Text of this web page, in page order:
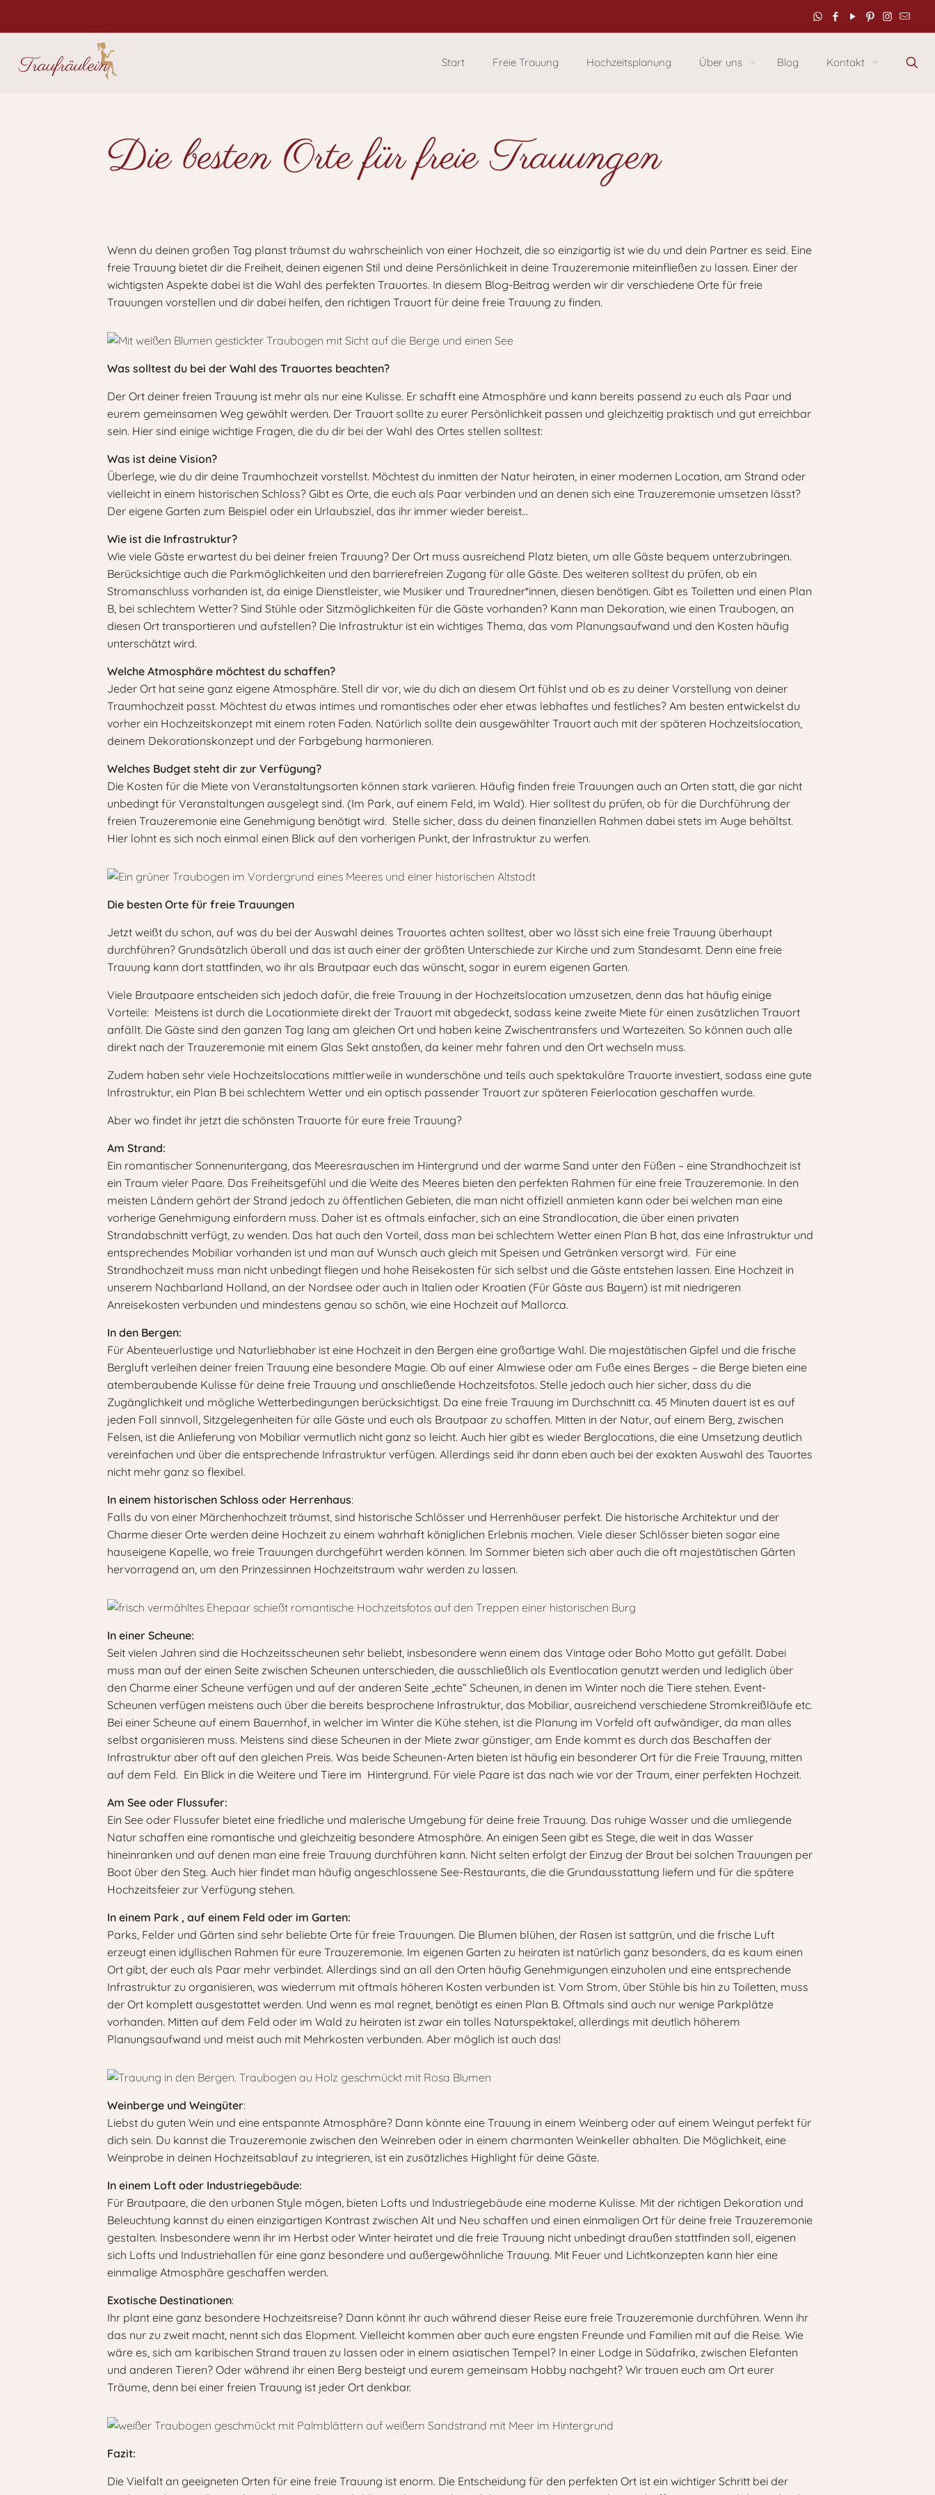
Start Freie Trauung Hochzeitsplanung Über uns Blog Kontakt
Die besten Orte für freie Trauungen
Wenn du deinen großen Tag planst träumst du wahrscheinlich von einer Hochzeit, die so einzigartig ist wie du und dein Partner es seid. Eine
freie Trauung bietet dir die Freiheit, deinen eigenen Stil und deine Persönlichkeit in deine Trauzeremonie miteinfließen zu lassen. Einer der
wichtigsten Aspekte dabei ist die Wahl des perfekten Trauortes. In diesem Blog-Beitrag werden wir dir verschiedene Orte für freie
Trauungen vorstellen und dir dabei helfen, den richtigen Trauort für deine freie Trauung zu finden.
Was solltest du bei der Wahl des Trauortes beachten?
Der Ort deiner freien Trauung ist mehr als nur eine Kulisse. Er schafft eine Atmosphäre und kann bereits passend zu euch als Paar und
eurem gemeinsamen Weg gewählt werden. Der Trauort sollte zu eurer Persönlichkeit passen und gleichzeitig praktisch und gut erreichbar
sein. Hier sind einige wichtige Fragen, die du dir bei der Wahl des Ortes stellen solltest:
Was ist deine Vision?
Überlege, wie du dir deine Traumhochzeit vorstellst. Möchtest du inmitten der Natur heiraten, in einer modernen Location, am Strand oder
vielleicht in einem historischen Schloss? Gibt es Orte, die euch als Paar verbinden und an denen sich eine Trauzeremonie umsetzen lässt?
Der eigene Garten zum Beispiel oder ein Urlaubsziel, das ihr immer wieder bereist…
Wie ist die Infrastruktur?
Wie viele Gäste erwartest du bei deiner freien Trauung? Der Ort muss ausreichend Platz bieten, um alle Gäste bequem unterzubringen.
Berücksichtige auch die Parkmöglichkeiten und den barrierefreien Zugang für alle Gäste. Des weiteren solltest du prüfen, ob ein
Stromanschluss vorhanden ist, da einige Dienstleister, wie Musiker und Trauredner*innen, diesen benötigen. Gibt es Toiletten und einen Plan
B, bei schlechtem Wetter? Sind Stühle oder Sitzmöglichkeiten für die Gäste vorhanden? Kann man Dekoration, wie einen Traubogen, an
diesen Ort transportieren und aufstellen? Die Infrastruktur ist ein wichtiges Thema, das vom Planungsaufwand und den Kosten häufig
unterschätzt wird.
Welche Atmosphäre möchtest du schaffen?
Jeder Ort hat seine ganz eigene Atmosphäre. Stell dir vor, wie du dich an diesem Ort fühlst und ob es zu deiner Vorstellung von deiner
Traumhochzeit passt. Möchtest du etwas intimes und romantisches oder eher etwas lebhaftes und festliches? Am besten entwickelst du
vorher ein Hochzeitskonzept mit einem roten Faden. Natürlich sollte dein ausgewählter Trauort auch mit der späteren Hochzeitslocation,
deinem Dekorationskonzept und der Farbgebung harmonieren.
Welches Budget steht dir zur Verfügung?
Die Kosten für die Miete von Veranstaltungsorten können stark variieren. Häufig finden freie Trauungen auch an Orten statt, die gar nicht
unbedingt für Veranstaltungen ausgelegt sind. (Im Park, auf einem Feld, im Wald). Hier solltest du prüfen, ob für die Durchführung der
freien Trauzeremonie eine Genehmigung benötigt wird. Stelle sicher, dass du deinen finanziellen Rahmen dabei stets im Auge behältst.
Hier lohnt es sich noch einmal einen Blick auf den vorherigen Punkt, der Infrastruktur zu werfen.
Die besten Orte für freie Trauungen
Jetzt weißt du schon, auf was du bei der Auswahl deines Trauortes achten solltest, aber wo lässt sich eine freie Trauung überhaupt
durchführen? Grundsätzlich überall und das ist auch einer der größten Unterschiede zur Kirche und zum Standesamt. Denn eine freie
Trauung kann dort stattfinden, wo ihr als Brautpaar euch das wünscht, sogar in eurem eigenen Garten.
Viele Brautpaare entscheiden sich jedoch dafür, die freie Trauung in der Hochzeitslocation umzusetzen, denn das hat häufig einige
Vorteile: Meistens ist durch die Locationmiete direkt der Trauort mit abgedeckt, sodass keine zweite Miete für einen zusätzlichen Trauort
anfällt. Die Gäste sind den ganzen Tag lang am gleichen Ort und haben keine Zwischentransfers und Wartezeiten. So können auch alle
direkt nach der Trauzeremonie mit einem Glas Sekt anstoßen, da keiner mehr fahren und den Ort wechseln muss.
Zudem haben sehr viele Hochzeitslocations mittlerweile in wunderschöne und teils auch spektakuläre Trauorte investiert, sodass eine gute
Infrastruktur, ein Plan B bei schlechtem Wetter und ein optisch passender Trauort zur späteren Feierlocation geschaffen wurde.
Aber wo findet ihr jetzt die schönsten Trauorte für eure freie Trauung?
Am Strand:
Ein romantischer Sonnenuntergang, das Meeresrauschen im Hintergrund und der warme Sand unter den Füßen – eine Strandhochzeit ist
ein Traum vieler Paare. Das Freiheitsgefühl und die Weite des Meeres bieten den perfekten Rahmen für eine freie Trauzeremonie. In den
meisten Ländern gehört der Strand jedoch zu öffentlichen Gebieten, die man nicht offiziell anmieten kann oder bei welchen man eine
vorherige Genehmigung einfordern muss. Daher ist es oftmals einfacher, sich an eine Strandlocation, die über einen privaten
Strandabschnitt verfügt, zu wenden. Das hat auch den Vorteil, dass man bei schlechtem Wetter einen Plan B hat, das eine Infrastruktur und
entsprechendes Mobiliar vorhanden ist und man auf Wunsch auch gleich mit Speisen und Getränken versorgt wird. Für eine
Strandhochzeit muss man nicht unbedingt fliegen und hohe Reisekosten für sich selbst und die Gäste entstehen lassen. Eine Hochzeit in
unserem Nachbarland Holland, an der Nordsee oder auch in Italien oder Kroatien (Für Gäste aus Bayern) ist mit niedrigeren
Anreisekosten verbunden und mindestens genau so schön, wie eine Hochzeit auf Mallorca.
In den Bergen:
Für Abenteuerlustige und Naturliebhaber ist eine Hochzeit in den Bergen eine großartige Wahl. Die majestätischen Gipfel und die frische
Bergluft verleihen deiner freien Trauung eine besondere Magie. Ob auf einer Almwiese oder am Fuße eines Berges – die Berge bieten eine
atemberaubende Kulisse für deine freie Trauung und anschließende Hochzeitsfotos. Stelle jedoch auch hier sicher, dass du die
Zugänglichkeit und mögliche Wetterbedingungen berücksichtigst. Da eine freie Trauung im Durchschnitt ca. 45 Minuten dauert ist es auf
jeden Fall sinnvoll, Sitzgelegenheiten für alle Gäste und euch als Brautpaar zu schaffen. Mitten in der Natur, auf einem Berg, zwischen
Felsen, ist die Anlieferung von Mobiliar vermutlich nicht ganz so leicht. Auch hier gibt es wieder Berglocations, die eine Umsetzung deutlich
vereinfachen und über die entsprechende Infrastruktur verfügen. Allerdings seid ihr dann eben auch bei der exakten Auswahl des Tauortes
nicht mehr ganz so flexibel.
In einem historischen Schloss oder Herrenhaus:
Falls du von einer Märchenhochzeit träumst, sind historische Schlösser und Herrenhäuser perfekt. Die historische Architektur und der
Charme dieser Orte werden deine Hochzeit zu einem wahrhaft königlichen Erlebnis machen. Viele dieser Schlösser bieten sogar eine
hauseigene Kapelle, wo freie Trauungen durchgeführt werden können. Im Sommer bieten sich aber auch die oft majestätischen Gärten
hervorragend an, um den Prinzessinnen Hochzeitstraum wahr werden zu lassen.
In einer Scheune:
Seit vielen Jahren sind die Hochzeitsscheunen sehr beliebt, insbesondere wenn einem das Vintage oder Boho Motto gut gefällt. Dabei
muss man auf der einen Seite zwischen Scheunen unterschieden, die ausschließlich als Eventlocation genutzt werden und lediglich über
den Charme einer Scheune verfügen und auf der anderen Seite „echte“ Scheunen, in denen im Winter noch die Tiere stehen. Event-
Scheunen verfügen meistens auch über die bereits besprochene Infrastruktur, das Mobiliar, ausreichend verschiedene Stromkreißläufe etc.
Bei einer Scheune auf einem Bauernhof, in welcher im Winter die Kühe stehen, ist die Planung im Vorfeld oft aufwändiger, da man alles
selbst organisieren muss. Meistens sind diese Scheunen in der Miete zwar günstiger, am Ende kommt es durch das Beschaffen der
Infrastruktur aber oft auf den gleichen Preis. Was beide Scheunen-Arten bieten ist häufig ein besonderer Ort für die Freie Trauung, mitten
auf dem Feld. Ein Blick in die Weitere und Tiere im Hintergrund. Für viele Paare ist das nach wie vor der Traum, einer perfekten Hochzeit.
Am See oder Flussufer:
Ein See oder Flussufer bietet eine friedliche und malerische Umgebung für deine freie Trauung. Das ruhige Wasser und die umliegende
Natur schaffen eine romantische und gleichzeitig besondere Atmosphäre. An einigen Seen gibt es Stege, die weit in das Wasser
hineinranken und auf denen man eine freie Trauung durchführen kann. Nicht selten erfolgt der Einzug der Braut bei solchen Trauungen per
Boot über den Steg. Auch hier findet man häufig angeschlossene See-Restaurants, die die Grundausstattung liefern und für die spätere
Hochzeitsfeier zur Verfügung stehen.
In einem Park , auf einem Feld oder im Garten:
Parks, Felder und Gärten sind sehr beliebte Orte für freie Trauungen. Die Blumen blühen, der Rasen ist sattgrün, und die frische Luft
erzeugt einen idyllischen Rahmen für eure Trauzeremonie. Im eigenen Garten zu heiraten ist natürlich ganz besonders, da es kaum einen
Ort gibt, der euch als Paar mehr verbindet. Allerdings sind an all den Orten häufig Genehmigungen einzuholen und eine entsprechende
Infrastruktur zu organisieren, was wiederrum mit oftmals höheren Kosten verbunden ist. Vom Strom, über Stühle bis hin zu Toiletten, muss
der Ort komplett ausgestattet werden. Und wenn es mal regnet, benötigt es einen Plan B. Oftmals sind auch nur wenige Parkplätze
vorhanden. Mitten auf dem Feld oder im Wald zu heiraten ist zwar ein tolles Naturspektakel, allerdings mit deutlich höherem
Planungsaufwand und meist auch mit Mehrkosten verbunden. Aber möglich ist auch das!
Weinberge und Weingüter:
Liebst du guten Wein und eine entspannte Atmosphäre? Dann könnte eine Trauung in einem Weinberg oder auf einem Weingut perfekt für
dich sein. Du kannst die Trauzeremonie zwischen den Weinreben oder in einem charmanten Weinkeller abhalten. Die Möglichkeit, eine
Weinprobe in deinen Hochzeitsablauf zu integrieren, ist ein zusätzliches Highlight für deine Gäste.
In einem Loft oder Industriegebäude:
Für Brautpaare, die den urbanen Style mögen, bieten Lofts und Industriegebäude eine moderne Kulisse. Mit der richtigen Dekoration und
Beleuchtung kannst du einen einzigartigen Kontrast zwischen Alt und Neu schaffen und einen einmaligen Ort für deine freie Trauzeremonie
gestalten. Insbesondere wenn ihr im Herbst oder Winter heiratet und die freie Trauung nicht unbedingt draußen stattfinden soll, eigenen
sich Lofts und Industriehallen für eine ganz besondere und außergewöhnliche Trauung. Mit Feuer und Lichtkonzepten kann hier eine
einmalige Atmosphäre geschaffen werden.
Exotische Destinationen:
Ihr plant eine ganz besondere Hochzeitsreise? Dann könnt ihr auch während dieser Reise eure freie Trauzeremonie durchführen. Wenn ihr
das nur zu zweit macht, nennt sich das Elopment. Vielleicht kommen aber auch eure engsten Freunde und Familien mit auf die Reise. Wie
wäre es, sich am karibischen Strand trauen zu lassen oder in einem asiatischen Tempel? In einer Lodge in Südafrika, zwischen Elefanten
und anderen Tieren? Oder während ihr einen Berg besteigt und eurem gemeinsam Hobby nachgeht? Wir trauen euch am Ort eurer
Träume, denn bei einer freien Trauung ist jeder Ort denkbar.
Fazit:
Die Vielfalt an geeigneten Orten für eine freie Trauung ist enorm. Die Entscheidung für den perfekten Ort ist ein wichtiger Schritt bei der